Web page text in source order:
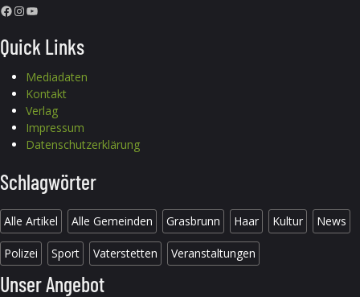
Facebook InstagramYouTube
Quick Links
Mediadaten
Kontakt
Verlag
Impressum
Datenschutzerklärung
Schlagwörter
Alle Artikel Alle Gemeinden Grasbrunn Haar Kultur News
Polizei Sport Vaterstetten Veranstaltungen
Unser Angebot